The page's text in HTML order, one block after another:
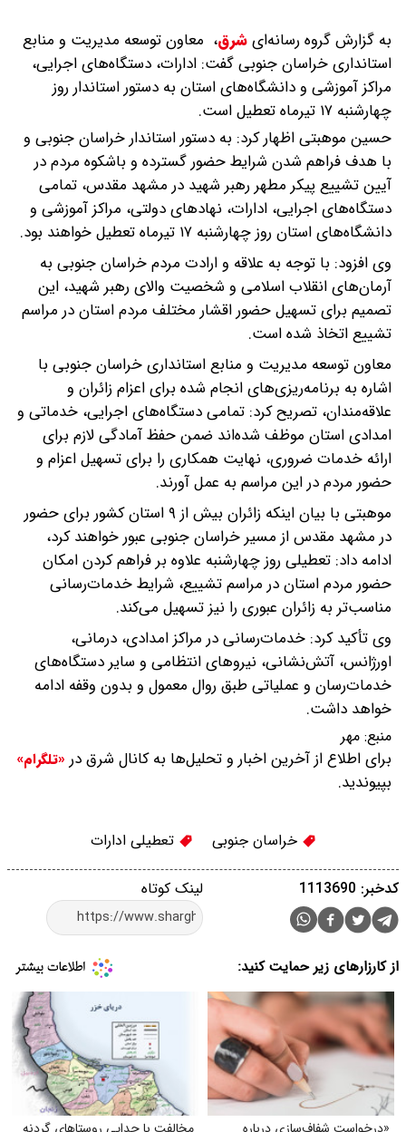
به گزارش گروه رسانه‌ایشرق، معاون توسعه مدیریت و منابع
استانداری خراسان جنوبی گفت: ادارات، دستگاه‌های اجرایی،
مراکز آموزشی و دانشگاه‌های استان به دستور استاندار روز
چهارشنبه ۱۷ تیرماه تعطیل است.
حسین موهبتی اظهار کرد: به دستور استاندار خراسان جنوبی و
با هدف فراهم شدن شرایط حضور گسترده و باشکوه مردم در
آیین تشییع پیکر مطهر رهبر شهید در مشهد مقدس، تمامی
دستگاه‌های اجرایی، ادارات، نهادهای دولتی، مراکز آموزشی و
دانشگاه‌های استان روز چهارشنبه ۱۷ تیرماه تعطیل خواهند بود.
وی افزود: با توجه به علاقه و ارادت مردم خراسان جنوبی به
آرمان‌های انقلاب اسلامی و شخصیت والای رهبر شهید، این
تصمیم برای تسهیل حضور اقشار مختلف مردم استان در مراسم
تشییع اتخاذ شده است.
معاون توسعه مدیریت و منابع استانداری خراسان جنوبی با
اشاره به برنامه‌ریزی‌های انجام شده برای اعزام زائران و
علاقه‌مندان، تصریح کرد: تمامی دستگاه‌های اجرایی، خدماتی و
امدادی استان موظف شده‌اند ضمن حفظ آمادگی لازم برای
ارائه خدمات ضروری، نهایت همکاری را برای تسهیل اعزام و
حضور مردم در این مراسم به عمل آورند.
موهبتی با بیان اینکه زائران بیش از ۹ استان کشور برای حضور
در مشهد مقدس از مسیر خراسان جنوبی عبور خواهند کرد،
ادامه داد: تعطیلی روز چهارشنبه علاوه بر فراهم کردن امکان
حضور مردم استان در مراسم تشییع، شرایط خدمات‌رسانی
مناسب‌تر به زائران عبوری را نیز تسهیل می‌کند.
وی تأکید کرد: خدمات‌رسانی در مراکز امدادی، درمانی،
اورژانس، آتش‌نشانی، نیروهای انتظامی و سایر دستگاه‌های
خدمات‌رسان و عملیاتی طبق روال معمول و بدون وقفه ادامه
خواهد داشت.
منبع: مهر
برای اطلاع از آخرین اخبار و تحلیل‌ها به کانال شرق در «تلگرام»
بپیوندید.
خراسان جنوبی تعطیلی ادارات
لینک کوتاه کدخبر: 1113690
از کارزارهای زیر حمایت کنید: